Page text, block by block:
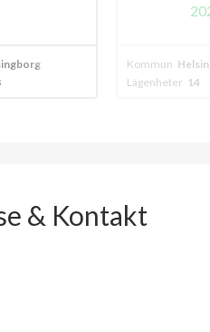
Kommun
Lägenheter 14
& Kontakt